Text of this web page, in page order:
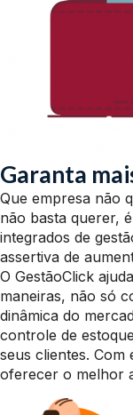
Garanta
Que empresa não
não basta querer,
integrados de
assertiva de
O GestãoClick
maneiras, não só
dinâmica do
controle de
seus clientes. Com
oferecer o melhor